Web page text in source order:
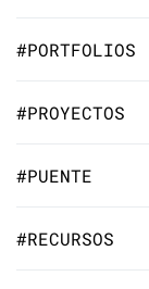
#PORTFOLIOS
#PROYECTOS
#PUENTE
#RECURSOS